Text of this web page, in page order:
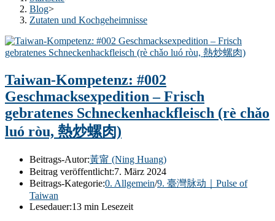
Blog>
Zutaten und Kochgeheimnisse
Taiwan-Kompetenz: #002
Geschmacksexpedition – Frisch
gebratenes Schneckenhackfleisch (rè chǎo
luó ròu, 熱炒螺肉)
Beitrags-Autor:黃甯 (Ning Huang)
Beitrag veröffentlicht:7. März 2024
Beitrags-Kategorie:0. Allgemein/9. 臺灣脉动｜Pulse of
Taiwan
Lesedauer:13 min Lesezeit